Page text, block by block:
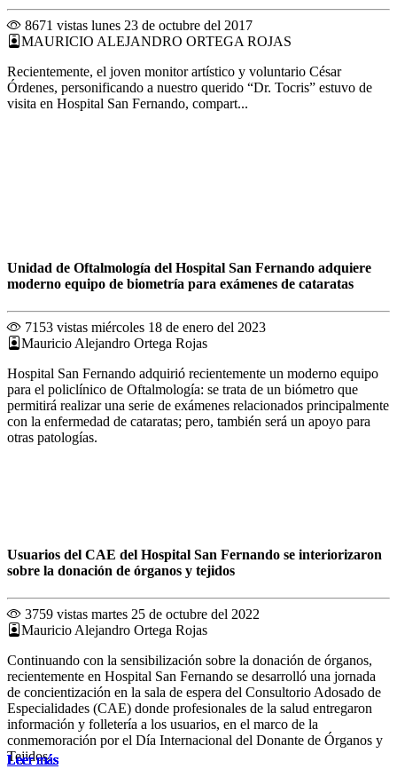
Leer más
Leer más
Leer más
8671 vistas lunes 23 de octubre del 2017
MAURICIO ALEJANDRO ORTEGA ROJAS
Recientemente, el joven monitor artístico y voluntario César
Órdenes, personificando a nuestro querido “Dr. Tocris” estuvo de
visita en Hospital San Fernando, compart...
Leer más
Unidad de Oftalmología del Hospital San Fernando adquiere
moderno equipo de biometría para exámenes de cataratas
7153 vistas miércoles 18 de enero del 2023
Mauricio Alejandro Ortega Rojas
Hospital San Fernando adquirió recientemente un moderno equipo
para el policlínico de Oftalmología: se trata de un biómetro que
permitirá realizar una serie de exámenes relacionados principalmente
con la enfermedad de cataratas; pero, también será un apoyo para
otras patologías.
Leer más
Usuarios del CAE del Hospital San Fernando se interiorizaron
sobre la donación de órganos y tejidos
3759 vistas martes 25 de octubre del 2022
Mauricio Alejandro Ortega Rojas
Continuando con la sensibilización sobre la donación de órganos,
recientemente en Hospital San Fernando se desarrolló una jornada
de concientización en la sala de espera del Consultorio Adosado de
Especialidades (CAE) donde profesionales de la salud entregaron
información y folletería a los usuarios, en el marco de la
conmemoración por el Día Internacional del Donante de Órganos y
Tejidos.
Leer más
Leer más
Leer más
Leer más
Leer más
Leer más
Leer más